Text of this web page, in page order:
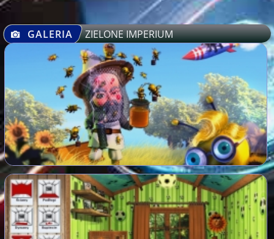
GALERIA ZIELONE IMPERIUM